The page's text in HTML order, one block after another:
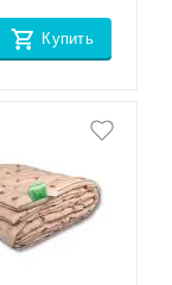
Купить